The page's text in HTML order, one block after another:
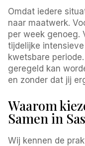
Omdat iedere
naar maatwerk.
per week genoeg.
tijdelijke
kwetsbare
geregeld kan
en zonder dat jij
Waarom
Samen in
Wij kennen de